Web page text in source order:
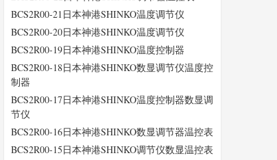
BCS2R00-21日本神港SHINKO温度调节仪
BCS2R00-20日本神港SHINKO温度调节仪
BCS2R00-19日本神港SHINKO温度控制器
BCS2R00-18日本神港SHINKO数显调节仪温度控
制器
BCS2R00-17日本神港SHINKO温度控制器数显调
节仪
BCS2R00-16日本神港SHINKO数显调节器温控表
BCS2R00-15日本神港SHINKO调节仪数显温控表